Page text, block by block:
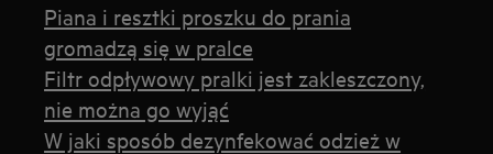
Piana i resztki proszku do prania
gromadzą się w pralce
Filtr odpływowy pralki jest zakleszczony,
nie można go wyjąć
W jaki sposób dezynfekować odzież w